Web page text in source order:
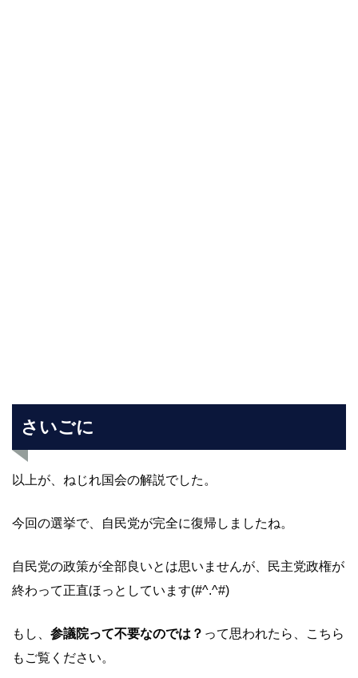
さいごに
以上が、ねじれ国会の解説でした。
今回の選挙で、自民党が完全に復帰しましたね。
自民党の政策が全部良いとは思いませんが、民主党政権が
終わって正直ほっとしています(#^.^#)
もし、 参議院って不要なのでは？ って思われたら、こちら
もご覧ください。